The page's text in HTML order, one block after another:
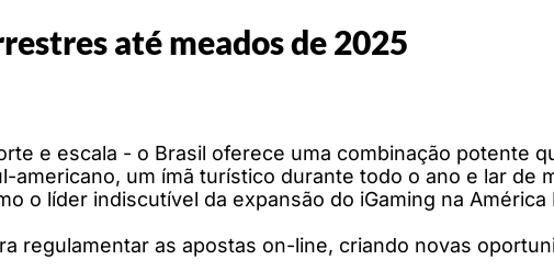
até meados de 2025
e escala - o Brasil oferece uma combinação potente
um ímã turístico durante todo o ano e lar de
o líder indiscutível da expansão do iGaming na América
regulamentar as apostas on-line, criando novas